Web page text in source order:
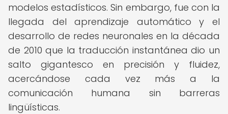
modelos estadísticos. Sin embargo, fue con la
llegada del aprendizaje automático y el
desarrollo de redes neuronales en la década
de 2010 que la traducción instantánea dio un
salto gigantesco en precisión y fluidez,
acercándose cada vez más a la
comunicación humana sin barreras
lingüísticas.